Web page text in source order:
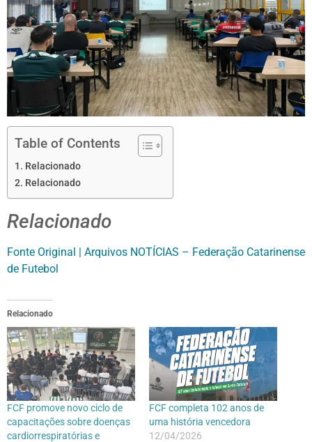
Table of Contents
Relacionado
Relacionado
Relacionado
Fonte Original | Arquivos NOTÍCIAS – Federação Catarinense
de Futebol
Relacionado
FCF promove novo ciclo de
capacitações sobre doenças
cardiorrespiratórias e
FCF completa 102 anos de
uma história vencedora
12/04/2026